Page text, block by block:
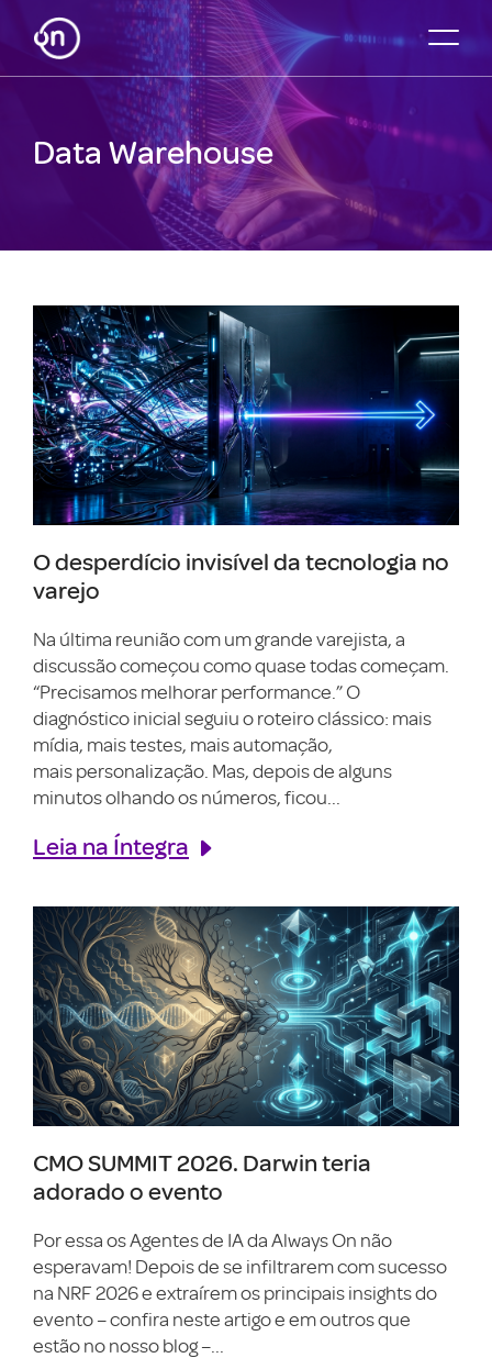
Data Warehouse
O desperdício invisível da tecnologia no
varejo
Na última reunião com um grande varejista, a
discussão começou como quase todas começam.
“Precisamos melhorar performance.” O
diagnóstico inicial seguiu o roteiro clássico: mais
mídia, mais testes, mais automação,
mais personalização. Mas, depois de alguns
minutos olhando os números, ficou...
Leia na Íntegra
CMO SUMMIT 2026. Darwin teria
adorado o evento
Por essa os Agentes de IA da Always On não
esperavam! Depois de se infiltrarem com sucesso
na NRF 2026 e extraírem os principais insights do
evento – confira neste artigo e em outros que
estão no nosso blog –...